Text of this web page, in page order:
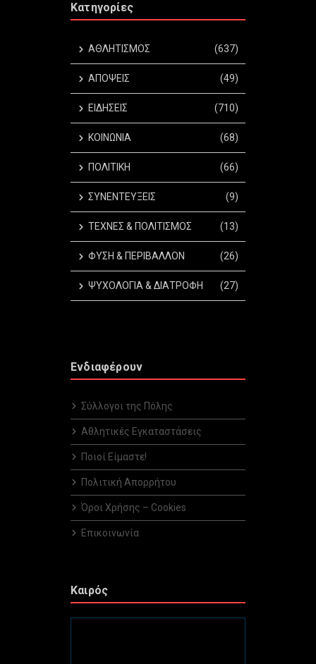
Κατηγορίες
ΑΘΛΗΤΙΣΜΟΣ (637)
ΑΠΟΨΕΙΣ (49)
ΕΙΔΗΣΕΙΣ (710)
ΚΟΙΝΩΝΙΑ (68)
ΠΟΛΙΤΙΚΗ (66)
ΣΥΝΕΝΤΕΥΞΕΙΣ (9)
ΤΕΧΝΕΣ & ΠΟΛΙΤΙΣΜΟΣ (13)
ΦΥΣΗ & ΠΕΡΙΒΑΛΛΟΝ (26)
ΨΥΧΟΛΟΓΙΑ & ΔΙΑΤΡΟΦΗ (27)
Ενδιαφέρουν
Σύλλογοι της Πόλης
Αθλητικές Εγκαταστάσεις
Ποιοί Είμαστε!
Πολιτική Απορρήτου
Όροι Χρήσης – Cookies
Επικοινωνία
Καιρός